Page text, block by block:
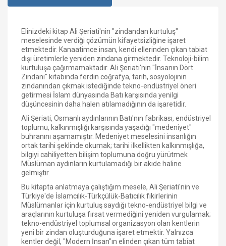
Elinizdeki kitap Ali Şeriati'nin "zindandan kurtuluş"
meselesinde verdiği çözümün kifayetsizliğine işaret
etmektedir. Kanaatimce insan, kendi ellerinden çıkan tabiat
dışı üretimlerle yeniden zindana girmektedir. Teknoloji-bilim
kurtuluşa çağırmamaktadır. Ali Şeriati'nin "İnsanın Dört
Zindanı" kitabında ferdin coğrafya, tarih, sosyolojinin
zindanından çıkmak istediğinde tekno-endüstriyel öneri
getirmesi İslam dünyasında Batı karşısında yenilgi
düşüncesinin daha halen atılamadığının da işaretidir.
Ali Şeriati, Osmanlı aydınlarının Batı'nın fabrikası, endüstriyel
toplumu, kalkınmışlığı karşısında yaşadığı "medeniyet"
buhranını aşamamıştır. Medeniyet meselesini insanlığın
ortak tarihi şeklinde okumak; tarihi ilkellikten kalkınmışlığa,
bilgiyi cahiliyetten bilişim toplumuna doğru yürütmek
Müslüman aydınların kurtulamadığı bir akıde haline
gelmiştir.
Bu kitapta anlatmaya çalıştığım mesele, Ali Şeriati'nin ve
Türkiye'de İslamcılık-Türkçülük-Batıcılık fikirlerinin
Müslümanlar için kurtuluş saydığı tekno-endüstriyel bilgi ve
araçlarının kurtuluşa fırsat vermediğini yeniden vurgulamak;
tekno-endüstriyel toplumsal organizasyon olan kentlerin
yeni bir zindan oluşturduğuna işaret etmektir. Yalnızca
kentler değil, "Modern İnsan"ın elinden çıkan tüm tabiat